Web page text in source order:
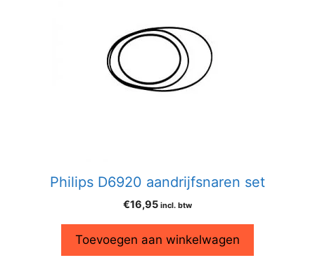
Philips D6920 aandrijfsnaren set
€16,95 incl. btw
Toevoegen aan winkelwagen